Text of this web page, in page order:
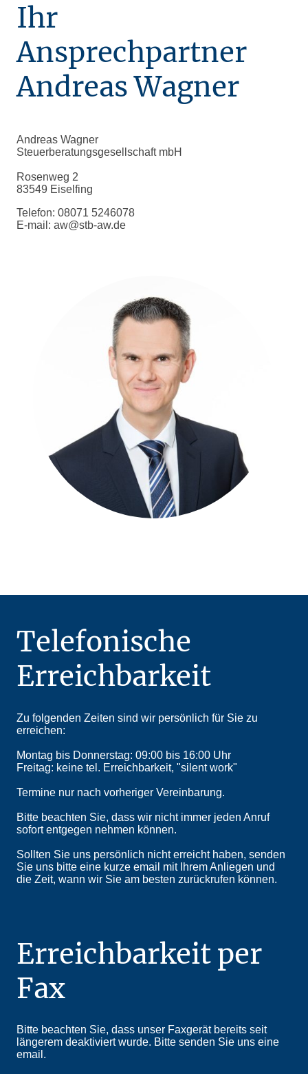
Ihr
Ansprechpartner
Andreas Wagner
Andreas Wagner
Steuerberatungsgesellschaft mbH
Rosenweg 2
83549 Eiselfing
Telefon: 08071 5246078
E-mail: aw@stb-aw.de
Telefonische
Erreichbarkeit
Zu folgenden Zeiten sind wir persönlich für Sie zu
erreichen:
Montag bis Donnerstag: 09:00 bis 16:00 Uhr
Freitag: keine tel. Erreichbarkeit, "silent work"
Termine nur nach vorheriger Vereinbarung.
Bitte beachten Sie, dass wir nicht immer jeden Anruf
sofort entgegen nehmen können.
Sollten Sie uns persönlich nicht erreicht haben, senden
Sie uns bitte eine kurze email mit Ihrem Anliegen und
die Zeit, wann wir Sie am besten zurückrufen können.
Erreichbarkeit per
Fax
Bitte beachten Sie, dass unser Faxgerät bereits seit
längerem deaktiviert wurde. Bitte senden Sie uns eine
email.